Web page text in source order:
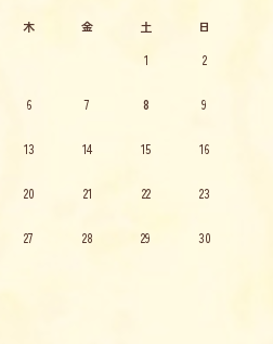
木 金 土
日
1
2
6 7 8 9
13 14 15 16
20 21 22 23
27 28 29 30